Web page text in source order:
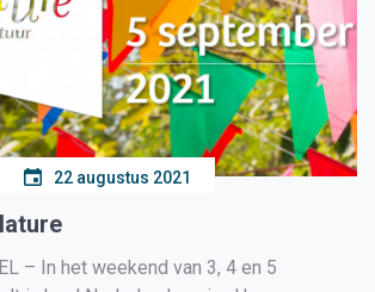
22 augustus 2021
– In het weekend van 3, 4 en 5